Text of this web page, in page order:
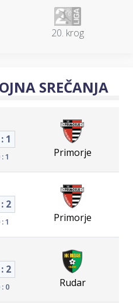
20. krog
SREČANJA
1
1 Primorje
2
1 Primorje
2
: 0 Rudar